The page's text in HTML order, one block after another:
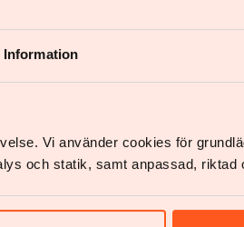
Information
Vi använder cookies för
och statik, samt anpassad, riktad
vektnedgang på
å oppnå gjennom
faktorer, som
lykkes med å endre
det lurt å fokusere på sin